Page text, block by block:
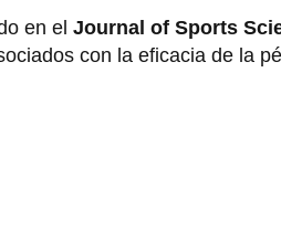
en el Journal of Sports
con la eficacia de la